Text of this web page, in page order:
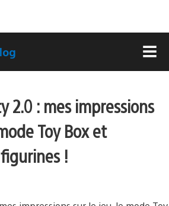
2.0 : mes impressions
Toy Box et
!